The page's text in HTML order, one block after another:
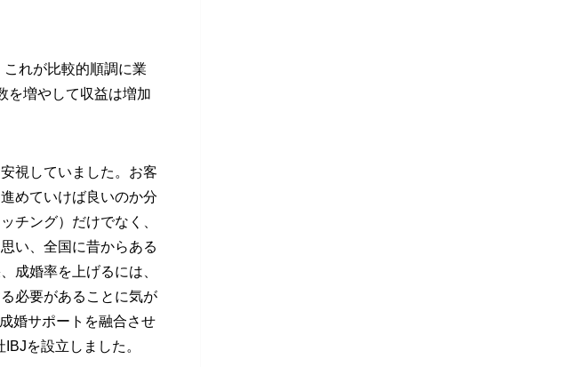
れが比較的順調に業
を増やして収益は増加
視していました。お客
めていけば良いのか分
チング）だけでなく、
い、全国に昔からある
成婚率を上げるには、
必要があることに気が
婚サポートを融合させ
を設立しました。